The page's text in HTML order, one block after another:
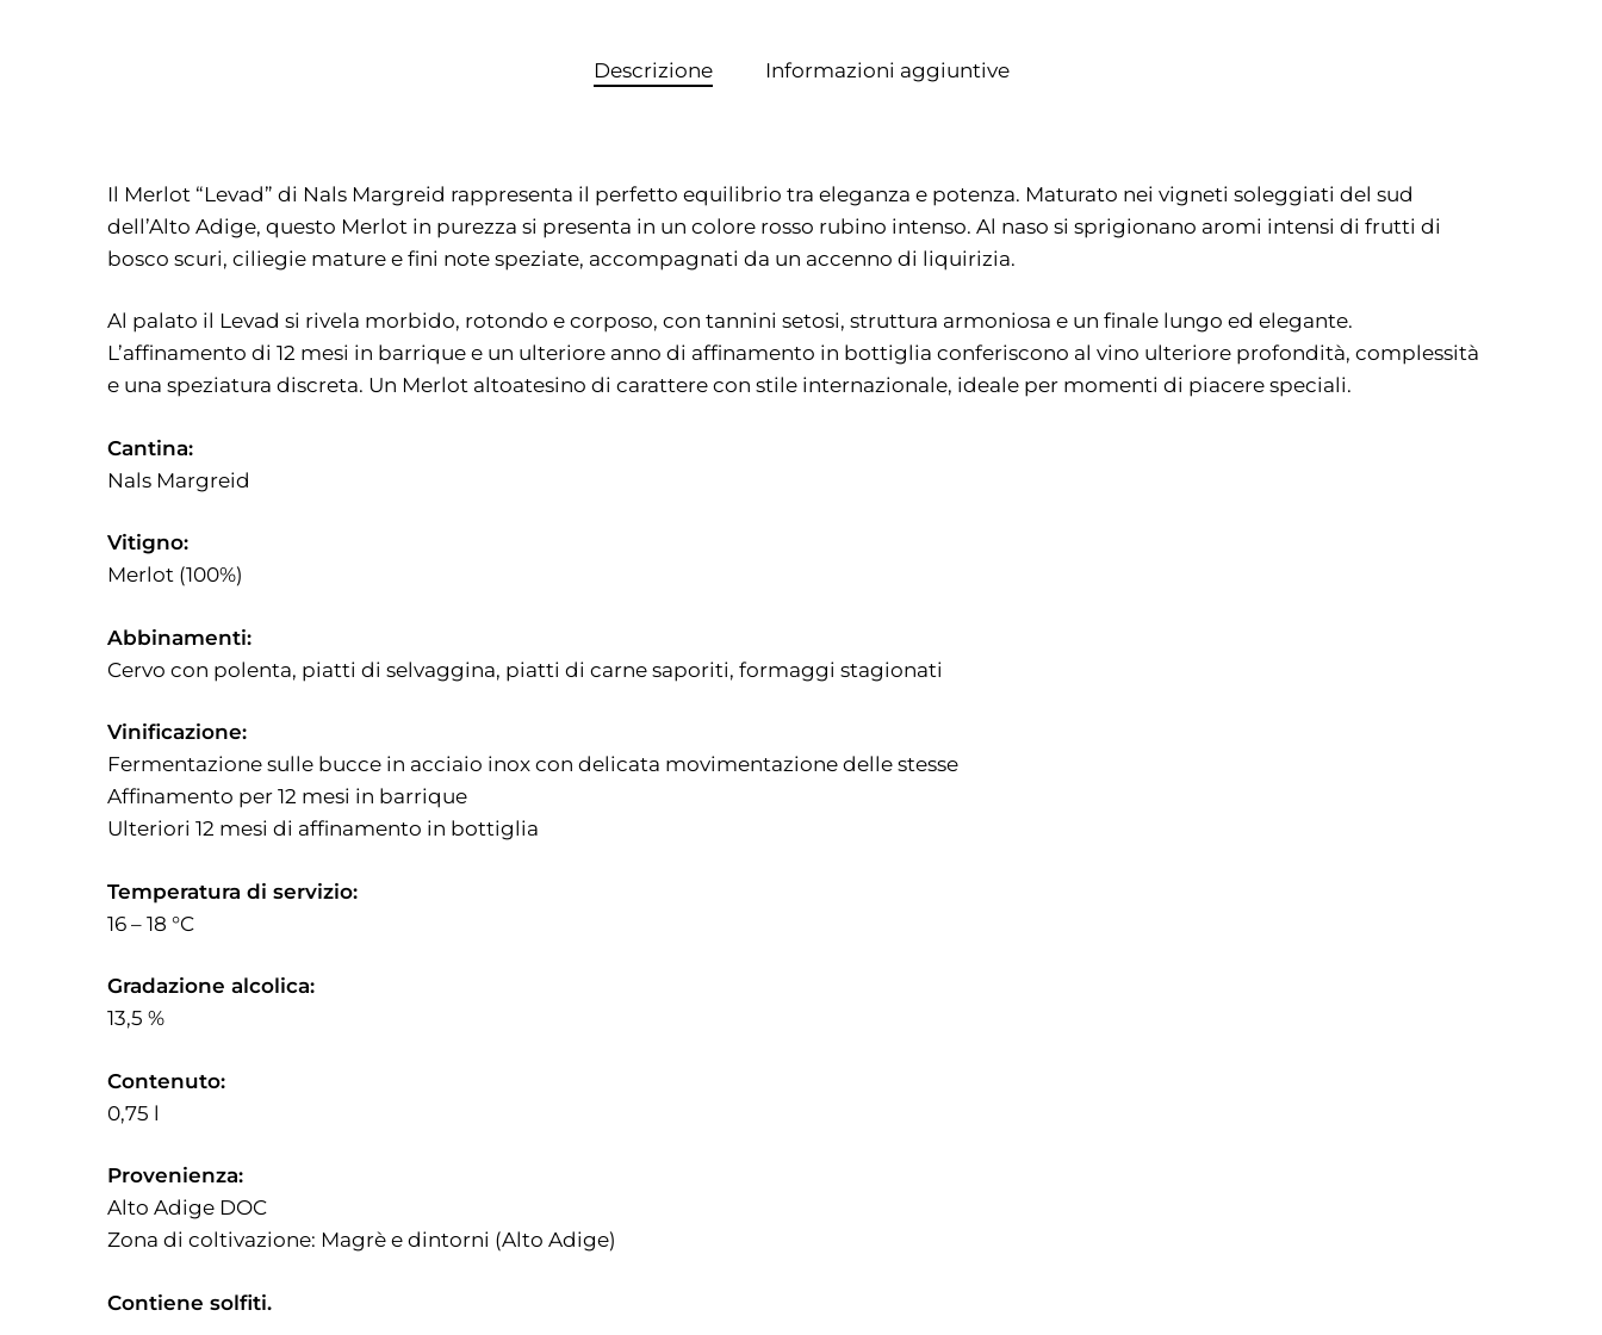
Descrizione Informazioni aggiuntive
Il Merlot “Levad” di Nals Margreid rappresenta il perfetto equilibrio tra eleganza e potenza. Maturato nei vigneti soleggiati del sud
dell’Alto Adige, questo Merlot in purezza si presenta in un colore rosso rubino intenso. Al naso si sprigionano aromi intensi di frutti di
bosco scuri, ciliegie mature e fini note speziate, accompagnati da un accenno di liquirizia.
Al palato il Levad si rivela morbido, rotondo e corposo, con tannini setosi, struttura armoniosa e un finale lungo ed elegante.
L’affinamento di 12 mesi in barrique e un ulteriore anno di affinamento in bottiglia conferiscono al vino ulteriore profondità, complessità
e una speziatura discreta. Un Merlot altoatesino di carattere con stile internazionale, ideale per momenti di piacere speciali.
Cantina:
Nals Margreid
Vitigno:
Merlot (100%)
Abbinamenti:
Cervo con polenta, piatti di selvaggina, piatti di carne saporiti, formaggi stagionati
Vinificazione:
Fermentazione sulle bucce in acciaio inox con delicata movimentazione delle stesse
Affinamento per 12 mesi in barrique
Ulteriori 12 mesi di affinamento in bottiglia
Temperatura di servizio:
16 – 18 °C
Gradazione alcolica:
13,5 %
Contenuto:
0,75 l
Provenienza:
Alto Adige DOC
Zona di coltivazione: Magrè e dintorni (Alto Adige)
Contiene solfiti.